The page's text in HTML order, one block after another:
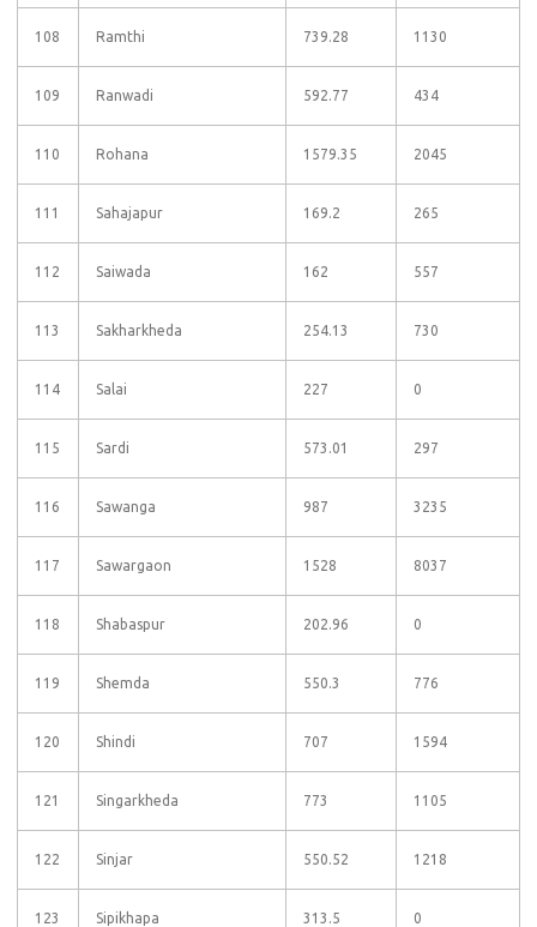
108 Ramthi 739.28 1130
109 Ranwadi 592.77 434
110 Rohana 1579.35 2045
111 Sahajapur 169.2 265
112 Saiwada 162 557
113 Sakharkheda 254.13 730
114 Salai 227 0
115 Sardi 573.01 297
116 Sawanga 987 3235
117 Sawargaon 1528 8037
118 Shabaspur 202.96 0
119 Shemda 550.3 776
120 Shindi 707 1594
121 Singarkheda 773 1105
122 Sinjar 550.52 1218
123 Sipikhapa 313.5 0